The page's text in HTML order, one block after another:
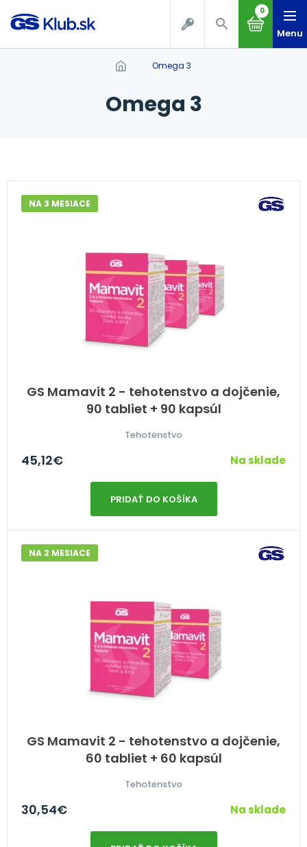
0
Menu
omega 3
omega 3
GS Mamavit 2 - tehotenstvo a dojčenie,
90 tabliet + 90 kapsúl
NA 3 MESIACE
Tehotenstvo
45,12€ Na sklade
PRIDAŤ DO KOŠÍKA
GS Mamavit 2 - tehotenstvo a dojčenie,
60 tabliet + 60 kapsúl
NA 2 MESIACE
Tehotenstvo
30,54€ Na sklade